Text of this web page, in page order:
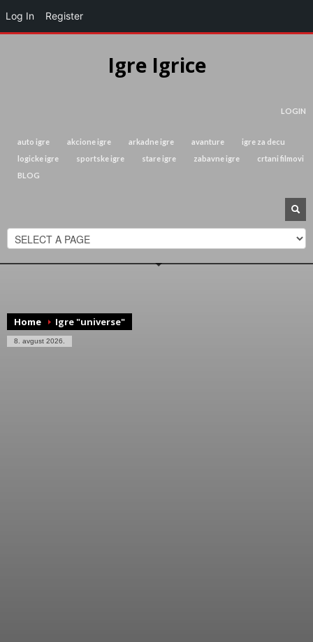
Igre Igrice
LOGIN
auto igre akcione igre arkadne igre avanture
igre za decu
logicke igre
sportske igre stare igre zabavne igre
crtani filmovi
BLOG
Home Igre "universe"
8. avgust 2026.
Log In Register